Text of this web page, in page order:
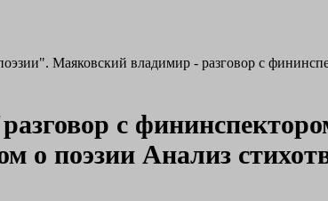
Маяковский владимир - разговор с
с
о поэзии Анализ